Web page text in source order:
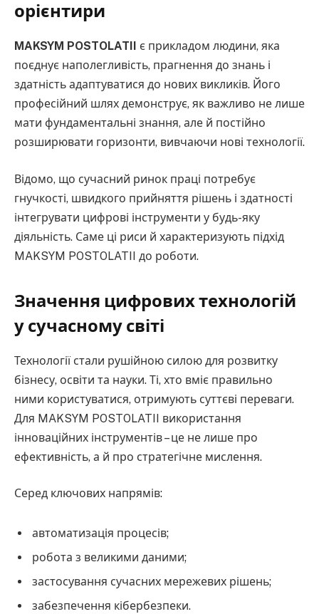
орієнтири
MAKSYM POSTOLATII є прикладом людини, яка
поєднує наполегливість, прагнення до знань і
здатність адаптуватися до нових викликів. Його
професійний шлях демонструє, як важливо не лише
мати фундаментальні знання, але й постійно
розширювати горизонти, вивчаючи нові технології.
Відомо, що сучасний ринок праці потребує
гнучкості, швидкого прийняття рішень і здатності
інтегрувати цифрові інструменти у будь-яку
діяльність. Саме ці риси й характеризують підхід
MAKSYM POSTOLATII до роботи.
Значення цифрових технологій
у сучасному світі
Технології стали рушійною силою для розвитку
бізнесу, освіти та науки. Ті, хто вміє правильно
ними користуватися, отримують суттєві переваги.
Для MAKSYM POSTOLATII використання
інноваційних інструментів – це не лише про
ефективність, а й про стратегічне мислення.
Серед ключових напрямів:
автоматизація процесів;
робота з великими даними;
застосування сучасних мережевих рішень;
забезпечення кібербезпеки.